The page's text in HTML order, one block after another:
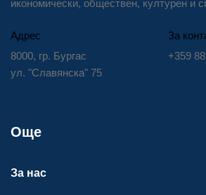
икономически, обществен, културен и
Адрес
8000, гр. Бургас
ул. "Славянска" 75
За
+359
Още
За нас